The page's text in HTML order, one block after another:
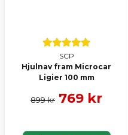
SCP
Hjulnav fram Microcar
Ligier 100 mm
899 kr 769 kr